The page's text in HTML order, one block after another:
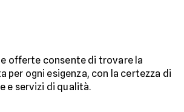
offerte consente di trovare la
per ogni esigenza, con la certezza di
e servizi di qualità.